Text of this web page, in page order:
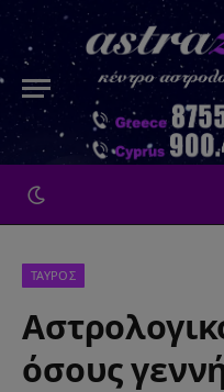
ΤΑΥΡΟΣ
όσους